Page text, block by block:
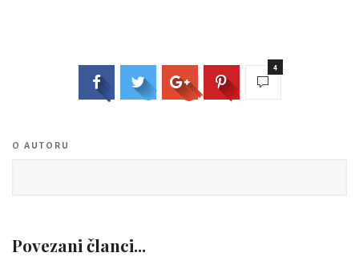
4
O AUTORU
Povezani članci...